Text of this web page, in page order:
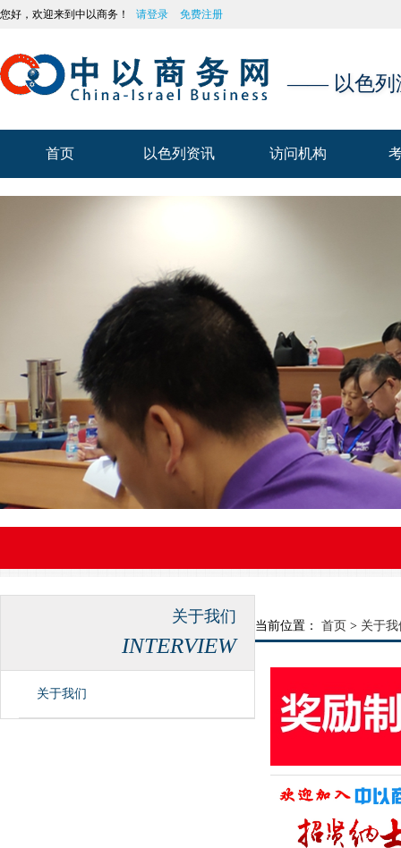
您好，欢迎来到中以商务！ 请登录 免费注册
—— 以色列
首页 以色列资讯 访问机构
关于我们
INTERVIEW
关于我们
当前位置： 首页 > 关于我